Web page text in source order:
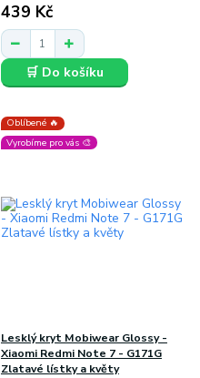
439 Kč
🛒 Do košíku
Oblíbené 🔥
Vyrobíme pro vás 🎨
Lesklý kryt Mobiwear Glossy -
Xiaomi Redmi Note 7 - G171G
Zlatavé lístky a květy